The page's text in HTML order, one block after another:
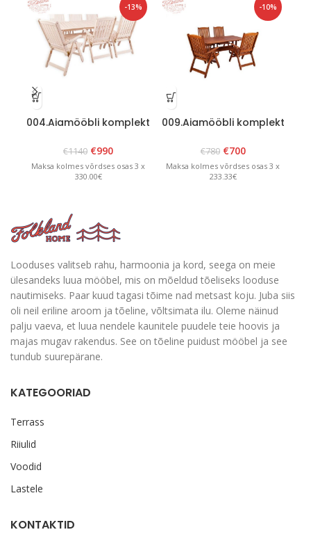
-13%
004.Aiamööbli komplekt
€1140 €990
Maksa kolmes võrdses osas 3 x
330.00€
-10%
009.Aiamööbli komplekt
€780 €700
Maksa kolmes võrdses osas 3 x
233.33€
Looduses valitseb rahu, harmoonia ja kord, seega on meie
ülesandeks luua mööbel, mis on mõeldud tõeliseks looduse
nautimiseks. Paar kuud tagasi tõime nad metsast koju. Juba siis
oli neil eriline aroom ja tõeline, võltsimata ilu. Oleme näinud
palju vaeva, et luua nendele kaunitele puudele teie hoovis ja
majas mugav rakendus. See on tõeline puidust mööbel ja see
tundub suurepärane.
KATEGOORIAD
Terrass
Riiulid
Voodid
Lastele
KONTAKTID